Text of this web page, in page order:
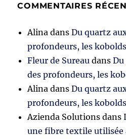
COMMENTAIRES
Alina dansDu quartz
profondeurs, les kobolds
Fleur de Sureau dans
des profondeurs, les
Alina dansDu quartz
profondeurs, les kobolds
Azienda Solutions dans
une fibre textile utilisée